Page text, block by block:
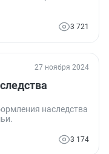
3 721
27 ноября 2024
наследства
3 174